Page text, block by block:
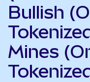
Bullish
Mines